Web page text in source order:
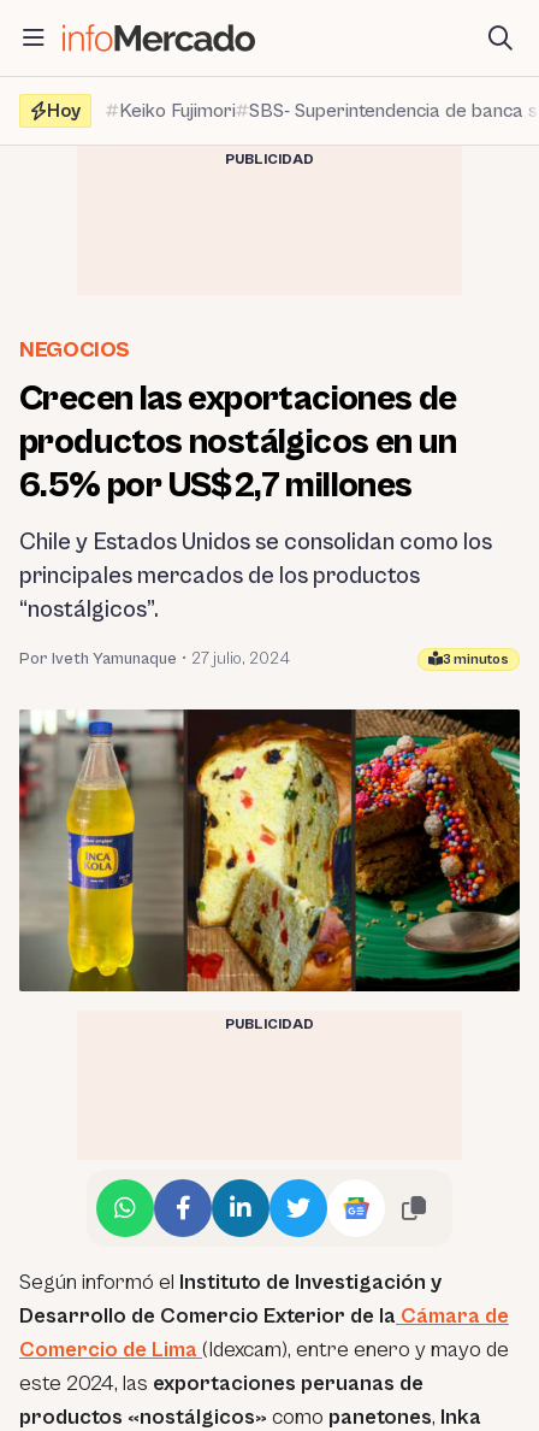
contenido
Hoy
Keiko Fujimori SBS- Superintendencia de banca
PUBLICIDAD
NEGOCIOS
Crecen las exportaciones de
productos nostálgicos en un
6.5% por US$2,7 millones
Chile y Estados Unidos se consolidan como los
principales mercados de los productos
“nostálgicos”.
Por Iveth Yamunaque • 27 julio, 2024 3 minutos
PUBLICIDAD
Según informó el Instituto de Investigación y
Desarrollo de Comercio Exterior de la Cámara de
Comercio de Lima (Idexcam), entre enero y mayo de
este 2024, las exportaciones peruanas de
productos «nostálgicos» como panetones, Inka